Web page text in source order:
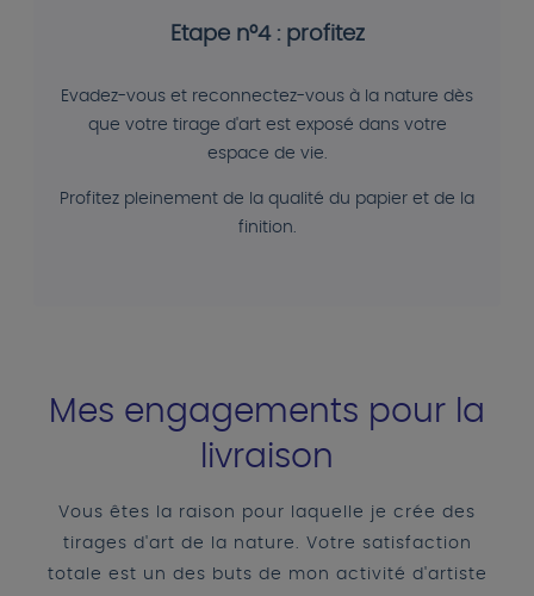
Etape n°4 : profitez
Evadez-vous et reconnectez-vous à la nature dès
que votre tirage d'art est exposé dans votre
espace de vie.
Profitez pleinement de la qualité du papier et de la
finition.
Mes engagements pour la
livraison
Vous êtes la raison pour laquelle je crée des
tirages d'art de la nature. Votre satisfaction
totale est un des buts de mon activité d'artiste